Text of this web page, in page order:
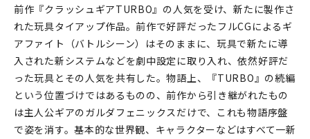
前作『クラッシュギアTURBO』の人気を受け、新たに製作さ
れた玩具タイアップ作品。前作で好評だったフルCGによるギ
アファイト（バトルシーン）はそのままに、玩具で新たに導
入された新システムなどを劇中設定に取り入れ、依然好評だ
った玩具とその人気を共有した。物語上、『TURBO』の続編
という位置づけではあるものの、前作から引き継がれたもの
は主人公ギアのガルダフェニックスだけで、これも物語序盤
で姿を消す。基本的な世界観、キャラクターなどはすべて一新